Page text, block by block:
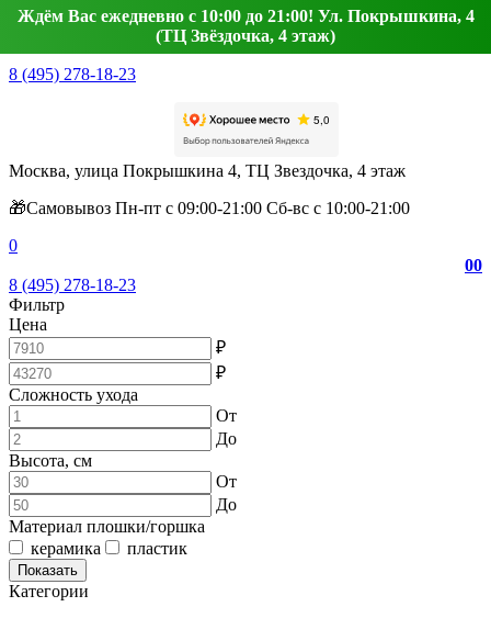
Ждём Вас ежедневно с 10:00 до 21:00! Ул. Покрышкина, 4
(ТЦ Звёздочка, 4 этаж)
8 (495) 278-18-23
Москва, улица Покрышкина 4, ТЦ Звездочка, 4 этаж
🎁Самовывоз Пн-пт с 09:00-21:00 Сб-вс с 10:00-21:00
0
00
8 (495) 278-18-23
Фильтр
Цена
₽
₽
Сложность ухода
От
До
Высота, см
От
До
Материал плошки/горшка
керамика
пластик
Показать
Категории